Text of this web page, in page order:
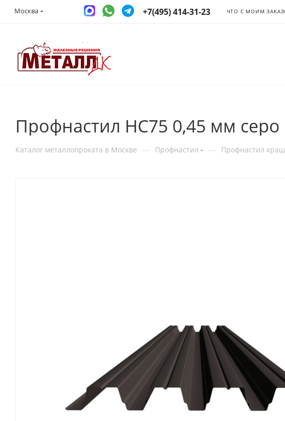
Москва +7(495) 414-31-23 ЧТО С МОИМ
Профнастил НС75 0,45 мм
Каталог металлопроката в Москве — Профнастил — Профнастил